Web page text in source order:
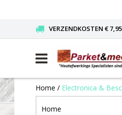
VERZENDKOSTEN €
Home / Electronica &
Home